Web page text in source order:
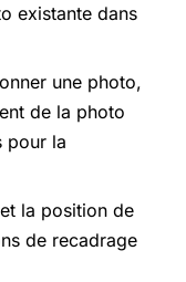
existante dans
une photo,
de la photo
pour la
la position de
de recadrage